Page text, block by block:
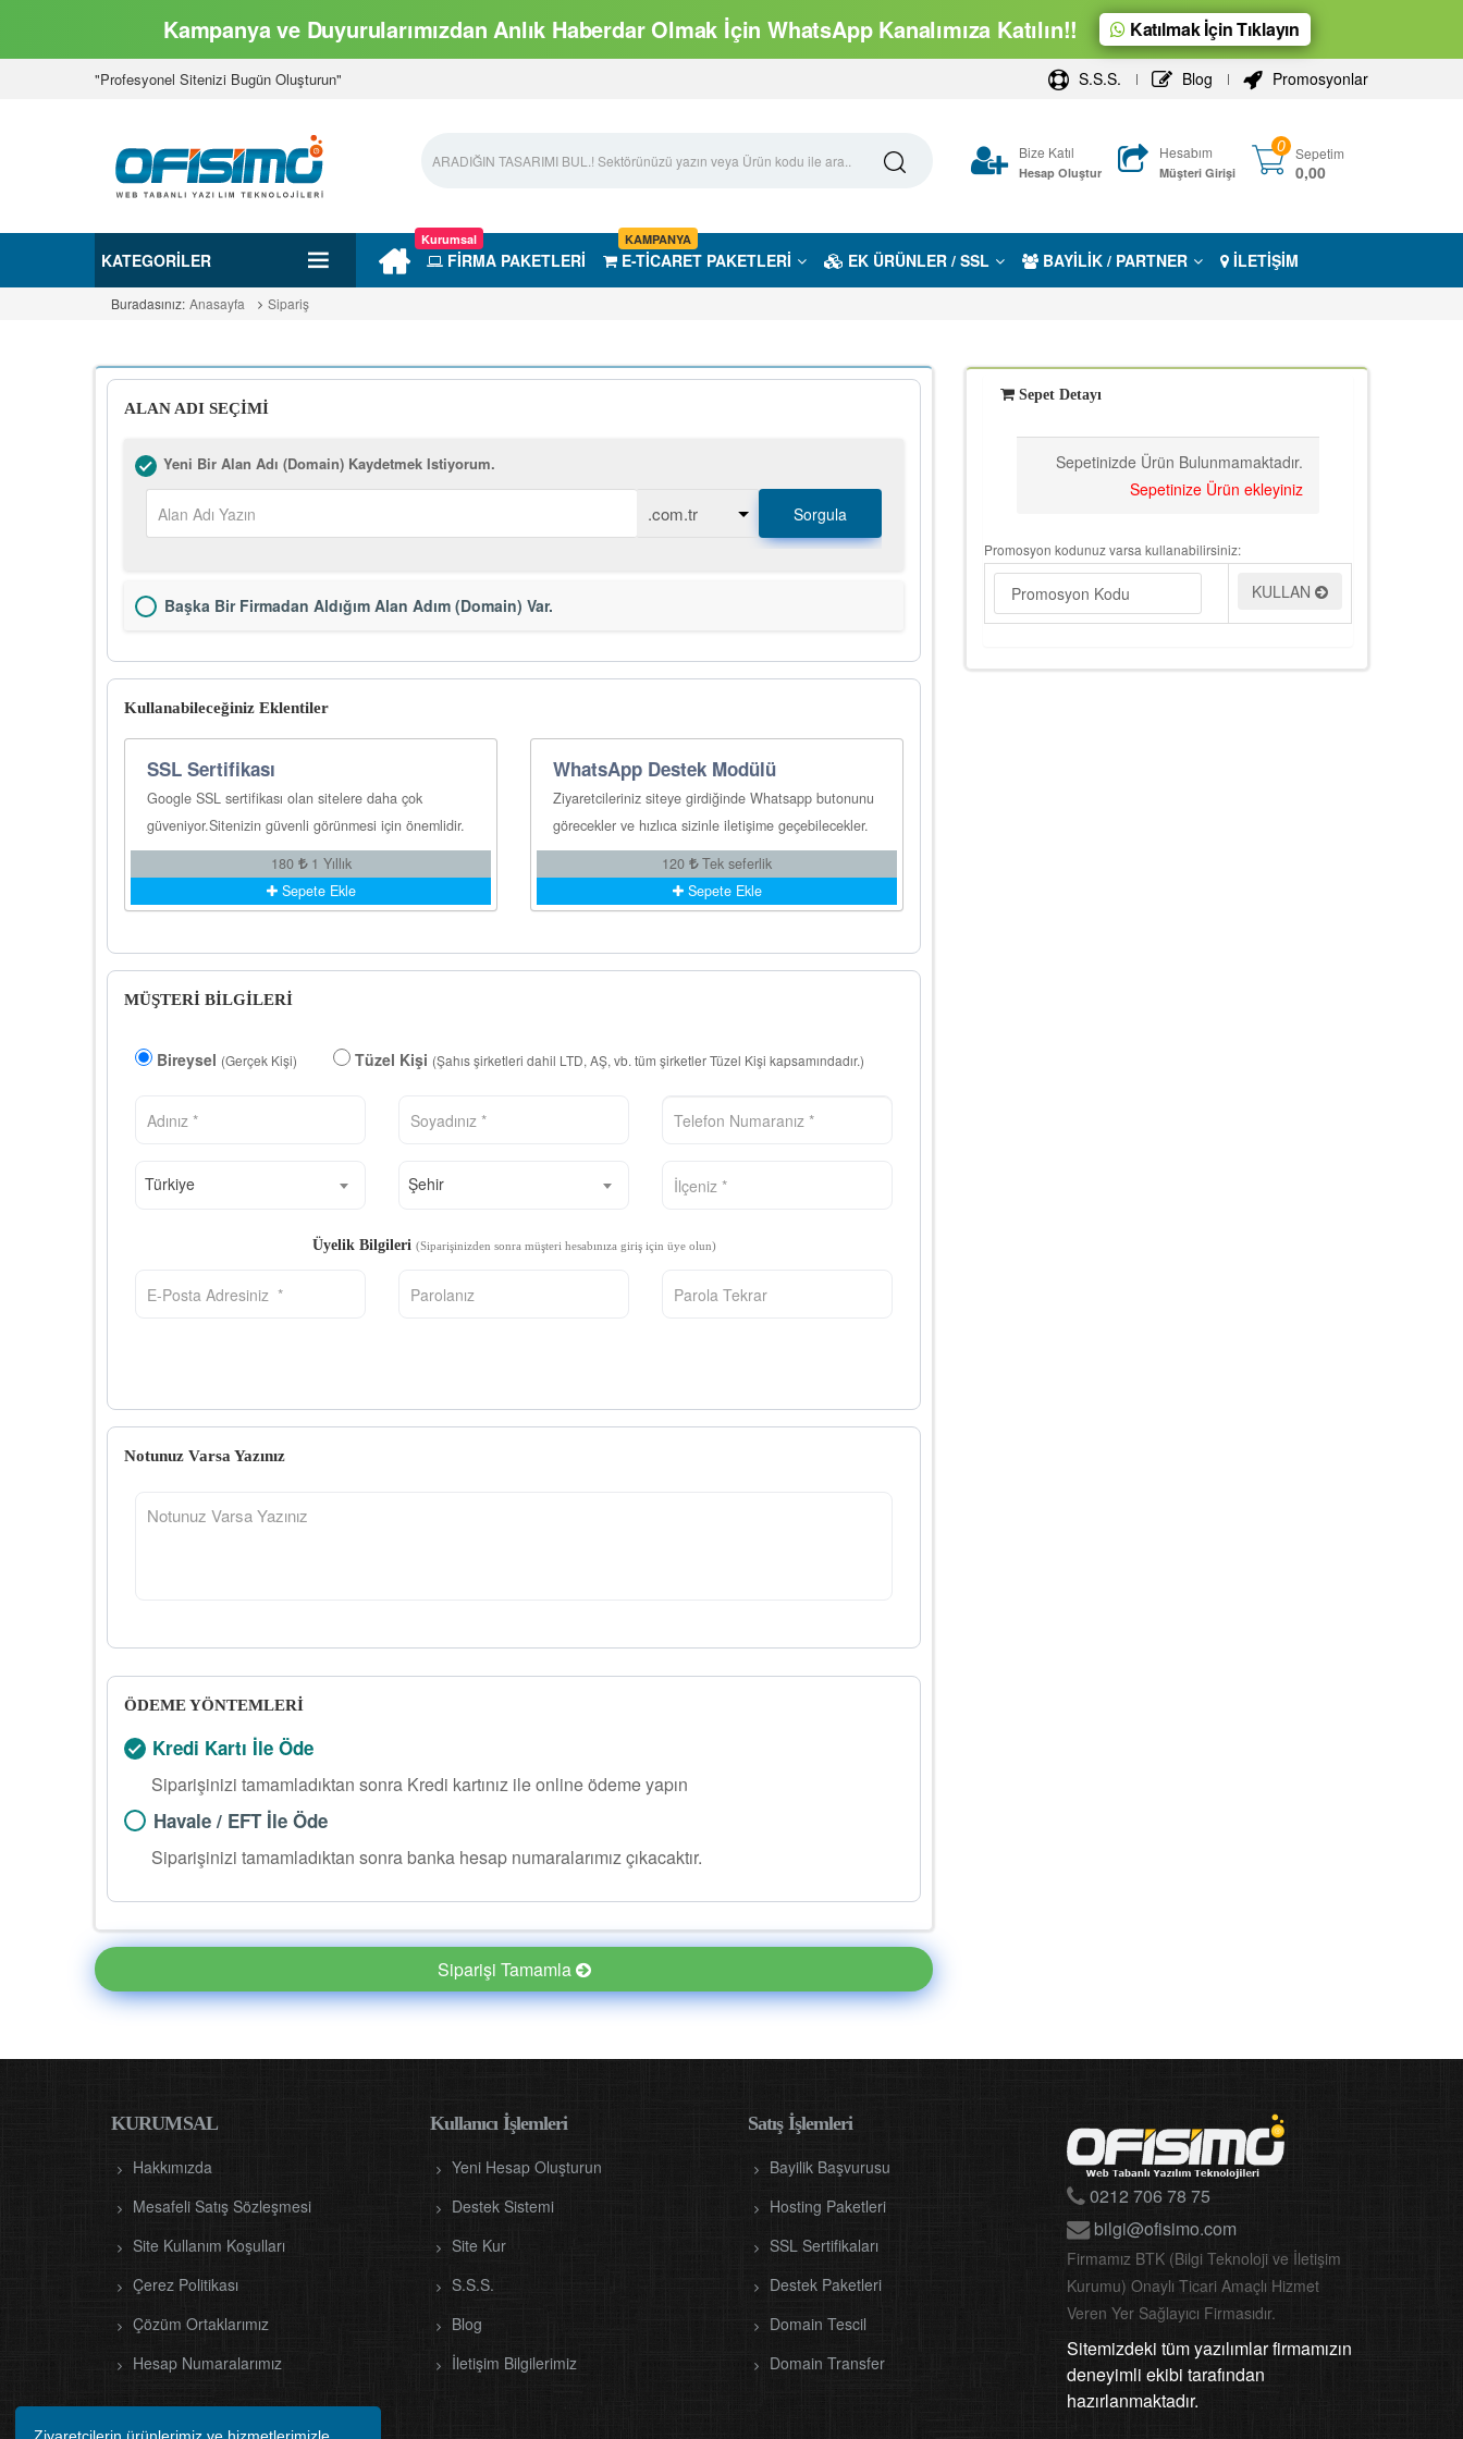
Ziyaretçilerin ürünlerimiz ve hizmetlerimizle
Kampanya ve Duyurularımızdan Anlık Haberdar Olmak İçin WhatsApp Kanalımıza Katılın!! Katılmak İçin Tıklayın
"Profesyonel Sitenizi Bugün Oluşturun" S.S.S. Blog Promosyonlar
Bize Katıl
Hesap Oluştur
Hesabım
Müşteri Girişi
0 Sepetim
0,00
KATEGORILER FİRMA PAKETLERİ
Kurumsal
E-TİCARET PAKETLERİ
KAMPANYA
EK ÜRÜNLER / SSL BAYİLİK / PARTNER İLETİŞİM
Buradasınız: Anasayfa Sipariş
Sepet Detayı
Sepetinizde Ürün Bulunmamaktadır.
Sepetinize Ürün ekleyiniz
Promosyon kodunuz varsa kullanabilirsiniz:
KULLAN
ALAN ADI SEÇİMİ
Yeni Bir Alan Adı (Domain) Kaydetmek Istiyorum.
Sorgula
Başka Bir Firmadan Aldığım Alan Adım (Domain) Var.
Kullanabileceğiniz Eklentiler
SSL Sertifikası
Google SSL sertifikası olan sitelere daha çok
güveniyor.Sitenizin güvenli görünmesi için önemlidir.
180
1 Yıllık
Sepete Ekle
WhatsApp Destek Modülü
Ziyaretcileriniz siteye girdiğinde Whatsapp butonunu
görecekler ve hızlıca sizinle iletişime geçebilecekler.
120
Tek seferlik
Sepete Ekle
MÜŞTERİ BİLGİLERİ
Bireysel (Gerçek Kişi) Tüzel Kişi (Şahıs şirketleri dahil LTD, AŞ, vb. tüm şirketler Tüzel Kişi kapsamındadır.)
Türkiye Şehir
Üyelik Bilgileri (Siparişinizden sonra müşteri hesabınıza giriş için üye olun)
Notunuz Varsa Yazınız
ÖDEME YÖNTEMLERİ
Kredi Kartı İle Öde
Siparişinizi tamamladıktan sonra Kredi kartınız ile online ödeme yapın
Havale / EFT İle Öde
Siparişinizi tamamladıktan sonra banka hesap numaralarımız çıkacaktır.
Siparişi Tamamla
KURUMSAL
Hakkımızda
Mesafeli Satış Sözleşmesi
Site Kullanım Koşulları
Çerez Politikası
Çözüm Ortaklarımız
Hesap Numaralarımız
Kullanıcı İşlemleri
Yeni Hesap Oluşturun
Destek Sistemi
Site Kur
S.S.S.
Blog
İletişim Bilgilerimiz
Satış İşlemleri
Bayilik Başvurusu
Hosting Paketleri
SSL Sertifikaları
Destek Paketleri
Domain Tescil
Domain Transfer
0212 706 78 75
bilgi@ofisimo.com
Firmamız BTK (Bilgi Teknoloji ve İletişim
Kurumu) Onaylı Ticari Amaçlı Hizmet
Veren Yer Sağlayıcı Firmasıdır.
Sitemizdeki tüm yazılımlar firmamızın
deneyimli ekibi tarafından
hazırlanmaktadır.